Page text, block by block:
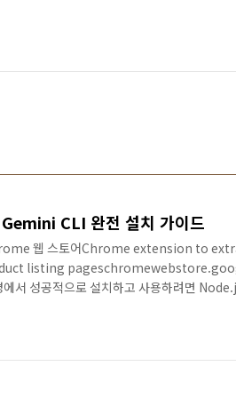
CLI 완전 설치 가이드
웹 스토어Chrome extension to
listing
서 성공적으로 설치하고 사용하려면
: Node.js 최신 버전 설치 (필수 선행 작업)